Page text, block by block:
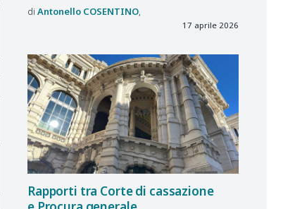
Antonello COSENTINO
17 aprile 2026
Rapporti tra Corte di cassazione